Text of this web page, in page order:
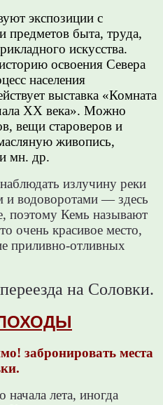
экспозиции с
предметов быта, труда,
искусства.
освоения Севера
населения
выставка «Комната
XX века». Можно
вещи староверов и
живопись,
мн. др.
излучину реки
и водоворотами — здесь
поэтому Кемь называют
очень красивое место,
приливно-отливных
на Соловки.
забронировать места
начала лета, иногда